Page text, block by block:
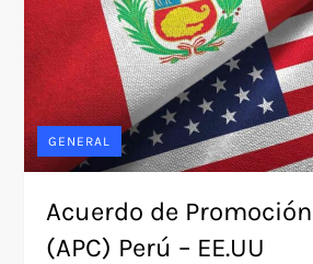
GENERAL
Acuerdo de
(APC) Perú – EE.UU